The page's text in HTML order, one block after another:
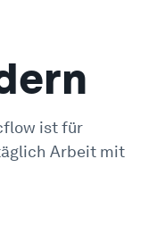
ist für
Arbeit mit